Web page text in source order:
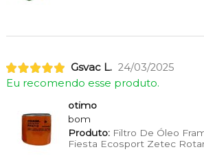
Gsvac L. 24/03/2025
Eu recomendo esse produto.
otimo
bom
Produto:Filtro De Óleo
Fiesta Ecosport Zetec